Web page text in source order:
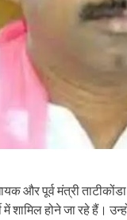
और पूर्व मंत्री ताटीकोंडा
में शामिल होने जा रहे